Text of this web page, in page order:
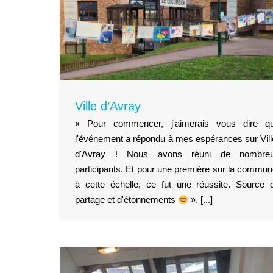
Ville d’Avray
« Pour commencer, j'aimerais vous dire
l'événement a répondu à mes espérances sur
d'Avray ! Nous avons réuni de
participants. Et pour une première sur la
à cette échelle, ce fut une réussite. Source
partage et d'étonnements
». [...]
À Paris : la création, le lien,
plaisir, l’inclusion et le